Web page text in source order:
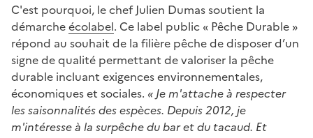
C'est pourquoi, le chef Julien Dumas soutient la
démarcheécolabel. Ce label public « Pêche Durable »
répond au souhait de la filière pêche de disposer d’un
signe de qualité permettant de valoriser la pêche
durable incluant exigences environnementales,
économiques et sociales. « Je m'attache à respecter
les saisonnalités des espèces. Depuis 2012, je
m'intéresse à la surpêche du bar et du tacaud. Et